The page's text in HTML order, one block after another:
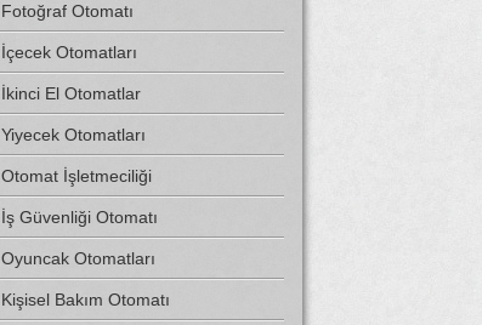
Fotoğraf Otomatı
İçecek Otomatları
İkinci El Otomatlar
Yiyecek Otomatları
Otomat İşletmeciliği
İş Güvenliği Otomatı
Oyuncak Otomatları
Kişisel Bakım Otomatı